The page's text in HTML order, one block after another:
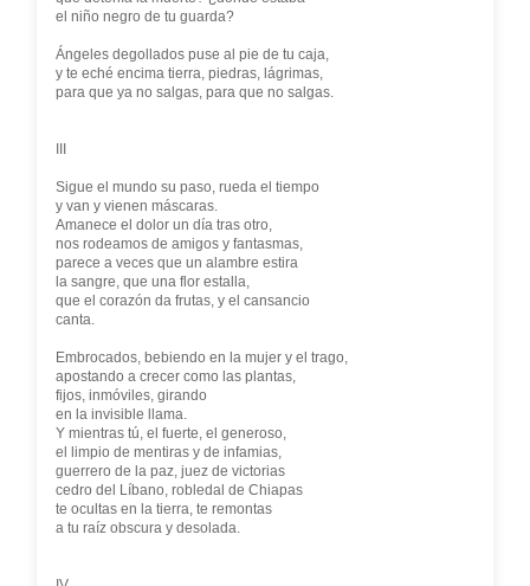
el niño negro de tu guarda?
Ángeles degollados puse al pie de tu caja,
y te eché encima tierra, piedras, lágrimas,
para que ya no salgas, para que no salgas.
Sigue el mundo su paso, rueda el tiempo
y van y vienen máscaras.
Amanece el dolor un día tras otro,
nos rodeamos de amigos y fantasmas,
parece a veces que un alambre estira
la sangre, que una flor estalla,
que el corazón da frutas, y el cansancio
canta.
Embrocados, bebiendo en la mujer y el trago,
apostando a crecer como las plantas,
fijos, inmóviles, girando
en la invisible llama.
Y mientras tú, el fuerte, el generoso,
el limpio de mentiras y de infamias,
guerrero de la paz, juez de victorias
cedro del Líbano, robledal de Chiapas
te ocultas en la tierra, te remontas
a tu raíz obscura y desolada.